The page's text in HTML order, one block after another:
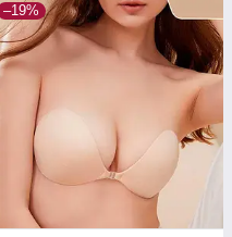
–19%